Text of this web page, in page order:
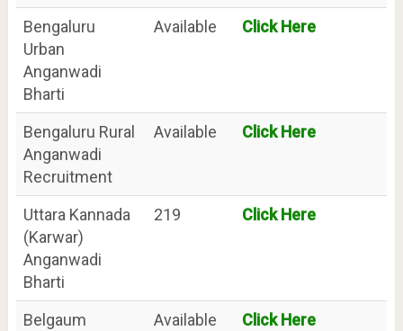
Bengaluru
Urban
Anganwadi
Bharti
Available Click Here
Bengaluru Rural
Anganwadi
Recruitment
Available Click Here
Uttara Kannada
(Karwar)
Anganwadi
Bharti
219 Click Here
Belgaum
Available Click Here